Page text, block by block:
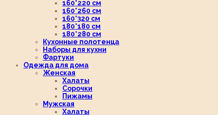
160*220 см
160*260 см
160*320 см
180*180 см
180*280 см
Кухонные полотенца
Наборы для кухни
Фартуки
Одежда для дома
Женская
Халаты
Сорочки
Пижамы
Мужская
Халаты